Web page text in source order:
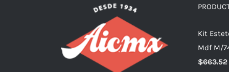
Kit
Mdf M/
$663.52